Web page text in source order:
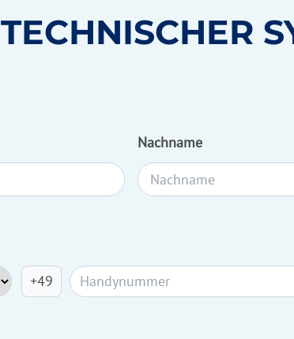
TECHNISCHER
Nachname
+49